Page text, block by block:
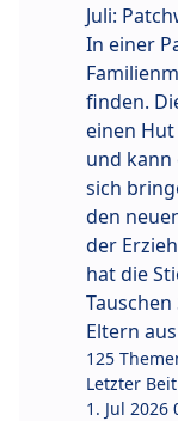
Juli:
In einer
finden.
einen
und
sich
den
der
hat die
Eltern
125
Letzter
1. Jul 2026